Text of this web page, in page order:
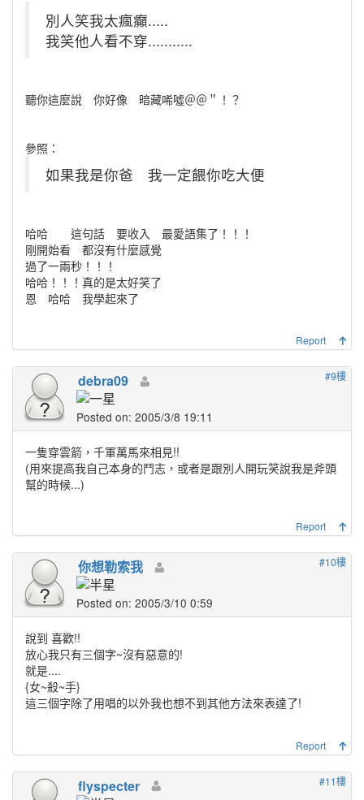
別人笑我太瘋癲.....
我笑他人看不穿...........
聽你這麼說 你好像 暗藏唏噓＠＠＂！？
參照：
如果我是你爸 我一定餵你吃大便
哈哈 這句話 要收入 最愛語集了！！！
剛開始看 都沒有什麼感覺
過了一兩秒！！！
哈哈！！！真的是太好笑了
恩 哈哈 我學起來了
Report
#9樓
debra09
Posted on: 2005/3/8 19:11
一隻穿雲箭，千軍萬馬來相見!!
(用來提高我自己本身的鬥志，或者是跟別人開玩笑說我是斧頭
幫的時候...)
Report
#10樓
你想勒索我
Posted on: 2005/3/10 0:59
說到 喜歡!!
放心我只有三個字~沒有惡意的!
就是....
{女~殺~手}
這三個字除了用唱的以外我也想不到其他方法來表達了!
Report
#11樓
flyspecter